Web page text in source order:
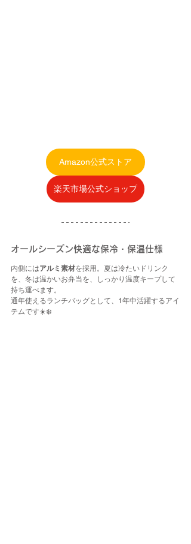
Amazon公式ストア
楽天市場公式ショップ
オールシーズン快適な保冷・保温仕様
内側にはアルミ素材を採用。夏は冷たいドリンク
を、冬は温かいお弁当を、しっかり温度キープして
持ち運べます。
通年使えるランチバッグとして、1年中活躍するアイ
テムです☀️❄️